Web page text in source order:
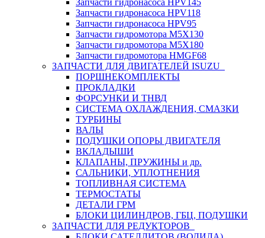
Запчасти гидронасоса HPV145
Запчасти гидронасоса HPV118
Запчасти гидронасоса HPV95
Запчасти гидромотора M5X130
Запчасти гидромотора M5X180
Запчасти гидромотора HMGF68
ЗАПЧАСТИ ДЛЯ ДВИГАТЕЛЕЙ ISUZU
ПОРШНЕКОМПЛЕКТЫ
ПРОКЛАДКИ
ФОРСУНКИ И ТНВД
СИСТЕМА ОХЛАЖДЕНИЯ, СМАЗКИ
ТУРБИНЫ
ВАЛЫ
ПОДУШКИ ОПОРЫ ДВИГАТЕЛЯ
ВКЛАДЫШИ
КЛАПАНЫ, ПРУЖИНЫ и др.
САЛЬНИКИ, УПЛОТНЕНИЯ
ТОПЛИВНАЯ СИСТЕМА
ТЕРМОСТАТЫ
ДЕТАЛИ ГРМ
БЛОКИ ЦИЛИНДРОВ, ГБЦ, ПОДУШКИ
ЗАПЧАСТИ ДЛЯ РЕДУКТОРОВ